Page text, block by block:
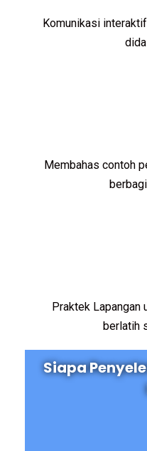
Komunikasi
Membahas contoh
Praktek Lapangan
berlatih
Siapa